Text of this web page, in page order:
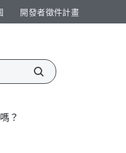
開發者徵件計畫​
？